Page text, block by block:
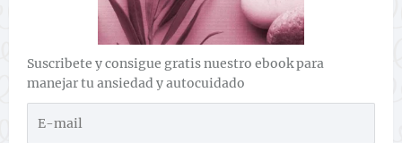
Suscribete y consigue gratis nuestro ebook para
manejar tu ansiedad y autocuidado